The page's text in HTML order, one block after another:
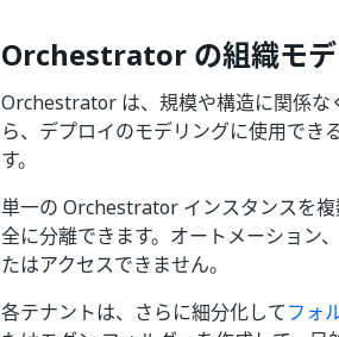
Orchestrator の組織モ
Orchestrator は、規模や構造に関係な
ら、デプロイのモデリングに使用でき
す。
単一の Orchestrator インスタンスを
全に分離できます。オートメーション
たはアクセスできません。
各テナントは、さらに細分化してフォ